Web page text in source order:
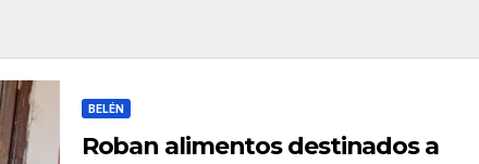
BELÉN
Roban alimentos destinados a